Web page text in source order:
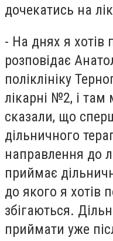
дочекатись на
- На днях я хотів
розповідає
поліклініку
лікарні №2, і там
сказали, що
дільничного
направлення до
приймає
до якого я хотів
збігаються.
приймати уже